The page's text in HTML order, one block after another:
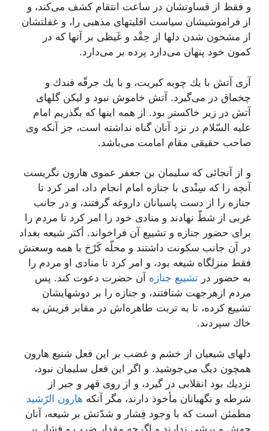
و فقط از قساوتشان در ساعت انتقام كشف مى‌كند، و
از فراموشیشان سیاست اقلیتهاى مذهبى را، و غفلتشان
از مشحون شدن دلها از حِقْد و غَیظى بر آنها كه در
كمون خود پنهان مى‌دارد پرده بر مى‌دارد.
آرى آتش با یك چوبه كبریت، و با یك جرقّه فندك و
چخماق در مى‌گیرد. آتش خاموش نبود و لیكن گلهاى
آتش در زیر خاكستر بود. از همه اینها كه بگذریم امام
علیه السّلام در نزد آنان گناه نداشته است، جز آنكه وى
صاحب حقیقى مقام امامت مى‌باشد.
و از آنجائى كه سلیمان بن جعفر عموى هارون نگریست
آنچه را كه سِنْدى با جنازه امام انجام داد، امر كرد تا
جنازه را از دست پاسبانان داروغه گرفتند، و در جانب
غربى از شطّ نهادند و منادى خود را امر كرد تا مردم را
براى حضور جنازه و تشییع آن فراخواند. أكثر شیعه بغداد
در آن جانب سكونت داشتند و محلّه كَرْخ با همه وسعتش
فقط منزلگاه شیعه بود، و امر كرد تا منادى او مردم را
به حضور در تشییع جنازه آن حضرت دعوت كند. پس
مردم ازهرجهت شتافتند، و جنازه را بر دوشهایشان
تشییع كرده، تا به تربت طاهره‌اش در مقابر قریش به
خاك سپردند.
دلهاى شیعیان از خشم و غضب بر این فعل شنیع هارون
همچون دیگ مى‌جوشید. و اگر این فعل سلیمان نبود،
نزدیك بود انقلابى در گیرد، و از روى قهر و جبر از
شرطه و نگهبانان مأخوذ دارند، مگر آنكه هارون الرّشید
مطمئن است كه با وجود فِشار و شدّتش بر شیعه، آنان
جهش و پرشى ندارند و اگرچه مقدار ضرب و فشار بر